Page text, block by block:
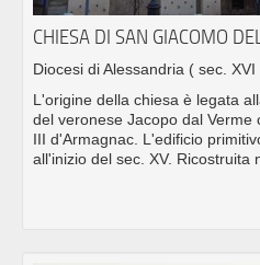
CHIESA DI SAN GIACOMO
Diocesi di Alessandria ( sec. XVI
L'origine della chiesa è legata
del veronese Jacopo dal
III d'Armagnac. L'edificio
all'inizio del sec. XV. Ricostruita